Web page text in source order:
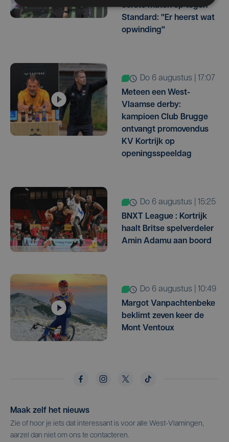
eerste match op tegen
Standard: "Er heerst wat
opwinding"
do 6 augustus | 17:07
Meteen een West-
Vlaamse derby:
kampioen Club Brugge
ontvangt promovendus
KV Kortrijk op
openingsspeeldag
do 6 augustus | 15:25
BNXT League : Kortrijk
haalt Britse spelverdeler
Amin Adamu aan boord
do 6 augustus | 10:49
Margot Vanpachtenbeke
beklimt zeven keer de
Mont Ventoux
Maak zelf het nieuws
Zie of hoor je iets dat interessant is voor alle West-Vlamingen,
aarzel dan niet om ons te contacteren.